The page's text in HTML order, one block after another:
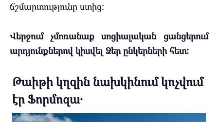
ճշմարտությունը ստից:
Վերջում չմոռանաք սոցիալական ցանցերում
արդյունքներով կիսվել Ձեր ընկերների հետ:
Թաիթի կղզին նախկինում կոչվում
էր Ֆորմոզա․